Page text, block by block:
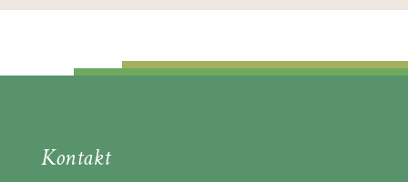
Kontakt